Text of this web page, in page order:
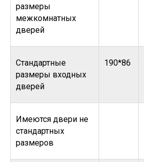
размеры
межкомнатных
дверей
Стандартные
размеры входных
дверей
190*86
Имеются двери не
стандартных
размеров